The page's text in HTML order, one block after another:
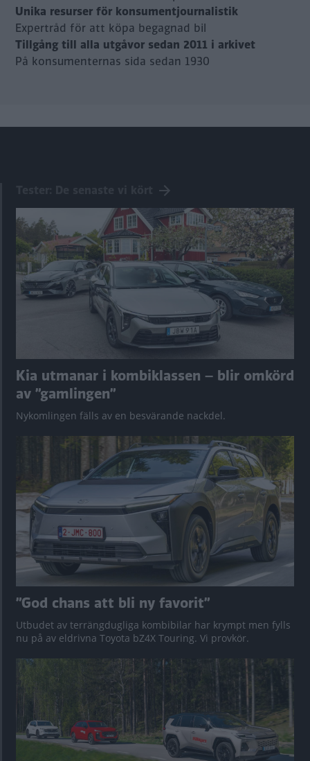
Unika resurser för konsumentjournalistik
Expertråd för att köpa begagnad bil
Tillgång till alla utgåvor sedan 2011 i arkivet
På konsumenternas sida sedan 1930
Kia utmanar i kombiklassen – blir omkörd
av ”gamlingen”
Nykomlingen fälls av en besvärande nackdel.
”God chans att bli ny favorit”
Utbudet av terrängdugliga kombibilar har krympt men fylls
nu på av eldrivna Toyota bZ4X Touring. Vi provkör.